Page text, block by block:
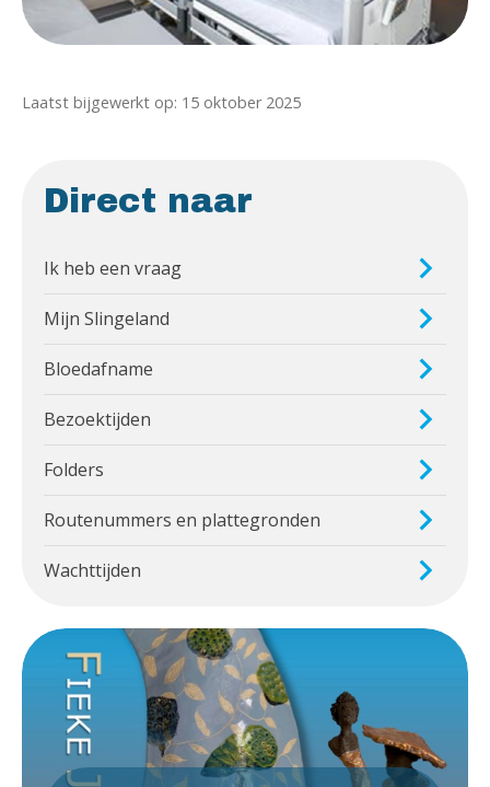
Laatst bijgewerkt op: 15 oktober 2025
Direct naar
Ik heb een vraag
Mijn Slingeland
Bloedafname
Bezoektijden
Folders
Routenummers en plattegronden
Wachttijden